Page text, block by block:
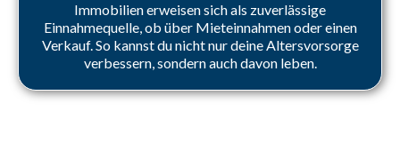
Immobilien erweisen sich als zuverlässige
Einnahmequelle, ob über Mieteinnahmen oder einen
Verkauf. So kannst du nicht nur deine Altersvorsorge
verbessern, sondern auch davon leben.